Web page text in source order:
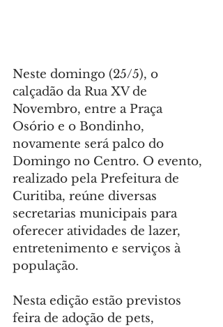
Neste domingo (25/5), o
calçadão da Rua XV de
Novembro, entre a Praça
Osório e o Bondinho,
novamente será palco do
Domingo no Centro. O evento,
realizado pela Prefeitura de
Curitiba, reúne diversas
secretarias municipais para
oferecer atividades de lazer,
entretenimento e serviços à
população.
Nesta edição estão previstos
feira de adoção de pets,